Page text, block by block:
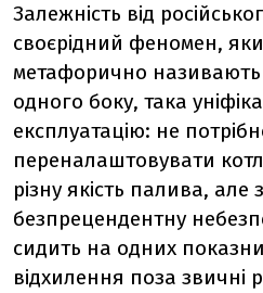
Залежність від
своєрідний феномен,
метафорично називають
одного боку, така
експлуатацію: не
переналаштовувати
різну якість палива, але
безпрецендентну
сидить на одних
відхилення поза звичні